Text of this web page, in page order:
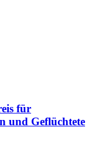
für
und Geflüchtete